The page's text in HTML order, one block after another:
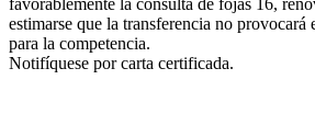
favorablemente la consulta de fojas 16,
estimarse que la transferencia no provocará
para la competencia.
Notifíquese por carta certificada.